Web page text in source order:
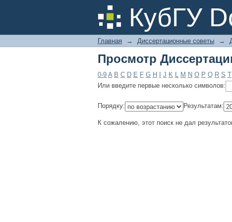
КубГУ
Просмотр
Главная → Диссертационные советы →
Просмотр
0-9 A B C D E F G H J K L M N O P Q R S T
Или введите первые несколько символов:
Порядку: Результатам:
К сожалению, этот поиск не дал